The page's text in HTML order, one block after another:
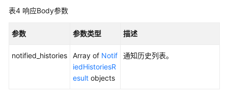
户
（吉
表4 响应Body参数
参数 参数类型 描述
notified_histories Array of Notif
iedHistoriesR
esult objects
通知历史列表。